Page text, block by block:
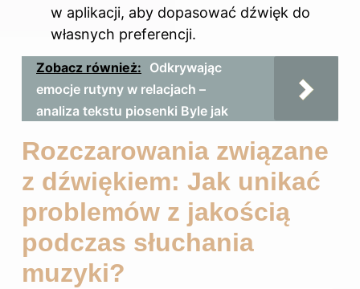
w aplikacji, aby dopasować dźwięk do
własnych preferencji.
Zobacz również: Odkrywając
emocje rutyny w relacjach –
analiza tekstu piosenki Byle jak
Rozczarowania związane
z dźwiękiem: Jak unikać
problemów z jakością
podczas słuchania
muzyki?